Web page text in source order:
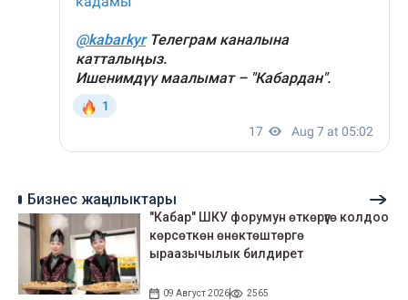
Бизнес жаңылыктары
"Кабар" ШКУ форумун өткөрүүгө колдоо
көрсөткөн өнөктөштөргө
ыраазычылык билдирет
09 Август 2026 2565